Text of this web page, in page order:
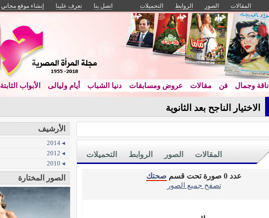
المقالات الصور الروابط التحميلات اتصل بنا تعرف علينا إنشاء موقع مجاني
أناقة وجمال فن مقالات عروض ومسابقات دنيا الشباب أيام وليالى الأبواب الثابتة
الاختيار الناجح بعد الثانوية
التحميلات الروابط الصور المقالات
عدد 0 صورة تحت قسم
صحتك
تصفح جميع الصور
الأرشيف
◂ 2014
◂ 2012
◂ 2010
الصور المختارة